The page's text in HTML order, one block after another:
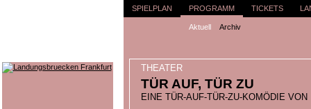
SPIELPLAN PROGRAMM
Aktuell Archiv
TICKETS
THEATER
TÜR AUF, TÜR ZU
EINE TÜR-AUF-TÜR-ZU-KOMÖDIE VON